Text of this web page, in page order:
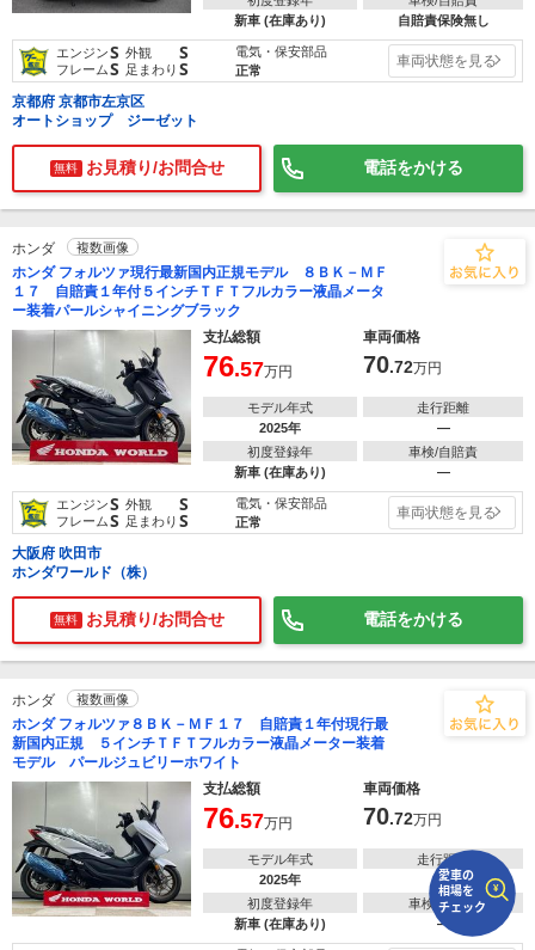
新車 (在庫あり)
自賠責保険無し
エンジンS 外観 S
フレームS 足まわり S
電気・保安部品
正常
車両状態を見る
京都府 京都市左京区
オートショップ ジーゼット
無料 お見積り/お問合せ 電話をかける
ホンダ 複数画像
ホンダ フォルツァ現行最新国内正規モデル ８ＢＫ－ＭＦ
１７ 自賠責１年付５インチＴＦＴフルカラー液晶メータ
ー装着パールシャイニングブラック
支払総額
車両価格
76.57万円 70.72万円
モデル年式
2025年
走行距離
―
初度登録年
新車 (在庫あり)
車検/自賠責
―
エンジンS 外観 S
フレームS 足まわり S
電気・保安部品
正常
車両状態を見る
大阪府 吹田市
ホンダワールド（株）
無料 お見積り/お問合せ 電話をかける
ホンダ 複数画像
ホンダ フォルツァ８ＢＫ－ＭＦ１７ 自賠責１年付現行最
新国内正規 ５インチＴＦＴフルカラー液晶メーター装着
モデル パールジュビリーホワイト
支払総額
車両価格
76.57万円 70.72万円
モデル年式
2025年
走行距離
―
初度登録年
新車 (在庫あり)
車検/自賠責
―
で
まずはメーカーを選択する
走行距離(任意)